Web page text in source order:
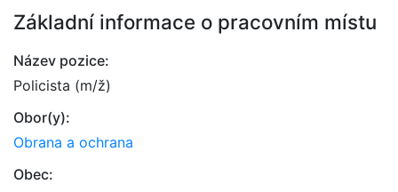
Základní informace o pracovním místu
Název pozice:
Policista (m/ž)
Obor(y):
Obrana a ochrana
Obec: